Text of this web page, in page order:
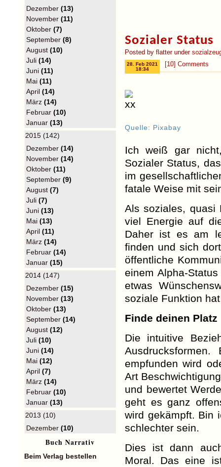
Dezember (13)
November (11)
Oktober (7)
September (8)
August (10)
Juli (14)
Juni (11)
Mai (11)
April (14)
März (14)
Februar (10)
Januar (13)
2015 (142)
Dezember (14)
November (14)
Oktober (11)
September (9)
August (7)
Juli (7)
Juni (13)
Mai (13)
April (11)
März (14)
Februar (14)
Januar (15)
2014 (147)
Dezember (15)
November (13)
Oktober (13)
September (14)
August (12)
Juli (10)
Juni (14)
Mai (12)
April (7)
März (14)
Februar (10)
Januar (13)
2013 (10)
Dezember (10)
Buch Narrativ
Beim Verlag bestellen
Sozialer Status
Posted by flatter under
[10] Comments
28. Feb 2021
18:34
Quelle: Pixabay
Ich weiß gar
Sozialer Status,
im
fatale Weise mit
Als soziales, quasi
viel Energie auf
Daher ist es am
finden und sich
öffentliche
einem Alpha-
etwas
soziale Funktion
Finde deinen Platz
Die intuitive
empfunden wird
Art
und bewertet
geht es ganz
wird gekämpft. Bin
schlechter sein.
Dies ist dann
Moral. Das eine